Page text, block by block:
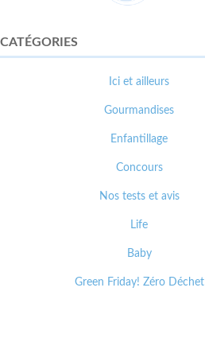
CATÉGORIES
Ici et ailleurs
Gourmandises
Enfantillage
Concours
Nos tests et avis
Life
Baby
Green Friday! Zéro Déchet